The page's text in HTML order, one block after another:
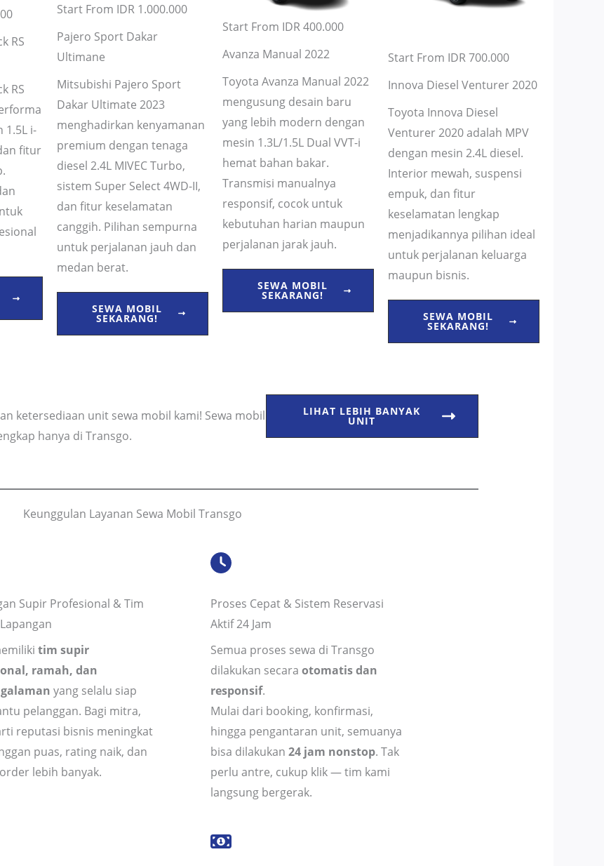
RS
RS
1.5L i-
fitur
Start From IDR 1.000.000
Pajero Sport Dakar
Ultimane
Mitsubishi Pajero Sport
Dakar Ultimate 2023
menghadirkan kenyamanan
premium dengan tenaga
diesel 2.4L MIVEC Turbo,
sistem Super Select 4WD-II,
dan fitur keselamatan
canggih. Pilihan sempurna
untuk perjalanan jauh dan
medan berat.
SEWA MOBIL
SEKARANG!
Start From IDR 400.000
Avanza Manual 2022
Toyota Avanza Manual 2022
mengusung desain baru
yang lebih modern dengan
mesin 1.3L/1.5L Dual VVT-i
hemat bahan bakar.
Transmisi manualnya
responsif, cocok untuk
kebutuhan harian maupun
perjalanan jarak jauh.
SEWA MOBIL
SEKARANG!
Start From IDR 700.000
Innova Diesel Venturer 2020
Toyota Innova Diesel
Venturer 2020 adalah MPV
dengan mesin 2.4L diesel.
Interior mewah, suspensi
empuk, dan fitur
keselamatan lengkap
menjadikannya pilihan ideal
untuk perjalanan keluarga
maupun bisnis.
SEWA MOBIL
SEKARANG!
ketersediaan unit sewa mobil kami! Sewa mobil
hanya di Transgo.
LIHAT LEBIH BANYAK
UNIT
Keunggulan Layanan Sewa Mobil Transgo
Supir Profesional & Tim
tim supir
ramah, dan
yang selalu siap
pelanggan. Bagi mitra,
reputasi bisnis meningkat
puas, rating naik, dan
lebih banyak.
Proses Cepat & Sistem Reservasi
Aktif 24 Jam
Semua proses sewa di Transgo
dilakukan secaraotomatis dan
responsif.
Mulai dari booking, konfirmasi,
hingga pengantaran unit, semuanya
bisa dilakukan24 jam nonstop. Tak
perlu antre, cukup klik — tim kami
langsung bergerak.